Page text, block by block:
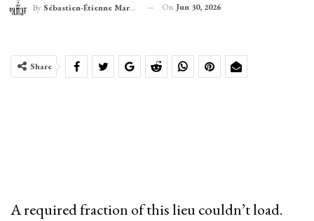
By Sébastien-Étienne Marechal On Jun 30, 2026
Share
A required fraction of this lieu couldn’t load.